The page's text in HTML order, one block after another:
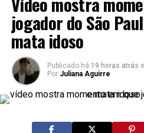
jogador do São
mata idoso
Publicado há 19 horas atrás
Por Juliana Aguirre